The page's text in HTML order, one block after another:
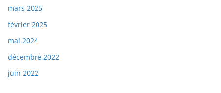
mars 2025
février 2025
mai 2024
décembre 2022
juin 2022